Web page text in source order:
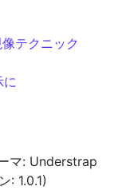
テクニック
に
マ: Understrap
: 1.0.1)